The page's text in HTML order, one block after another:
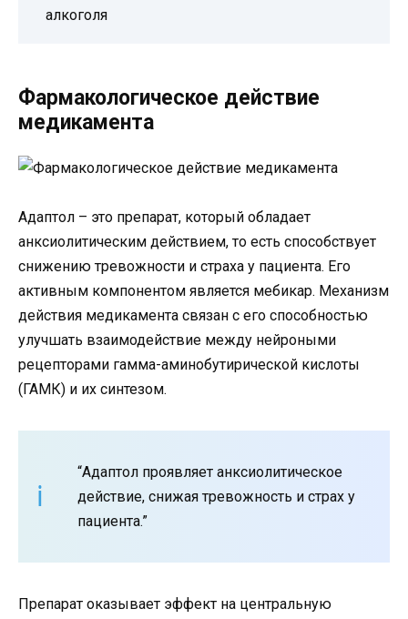
алкоголя
Фармакологическое действие
медикамента
Адаптол – это препарат, который обладает
анксиолитическим действием, то есть способствует
снижению тревожности и страха у пациента. Его
активным компонентом является мебикар. Механизм
действия медикамента связан с его способностью
улучшать взаимодействие между нейроными
рецепторами гамма-аминобутирической кислоты
(ГАМК) и их синтезом.
“Адаптол проявляет анксиолитическое
действие, снижая тревожность и страх у
пациента.”
Препарат оказывает эффект на центральную